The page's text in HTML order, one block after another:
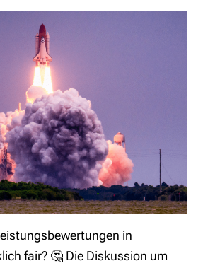
in
fair? 🤔 Die Diskussion um